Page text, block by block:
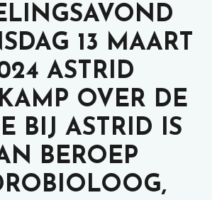
13 MAART
ASTRID
OVER DE
BIJ ASTRID IS
BEROEP